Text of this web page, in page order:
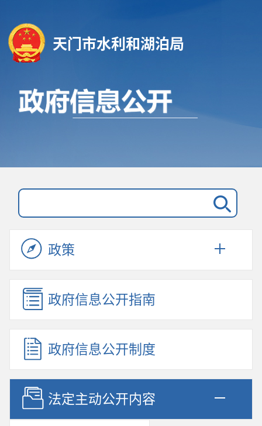
天门市水利和湖泊局
政策
政府信息公开指南
政府信息公开制度
法定主动公开内容